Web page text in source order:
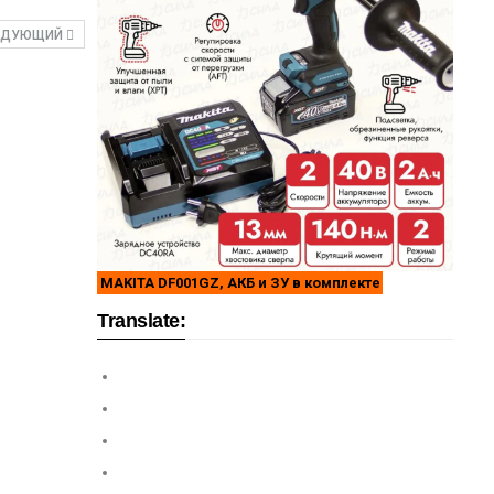
MAKITA DF001GZ, АКБ и ЗУ в комплекте
Translate: